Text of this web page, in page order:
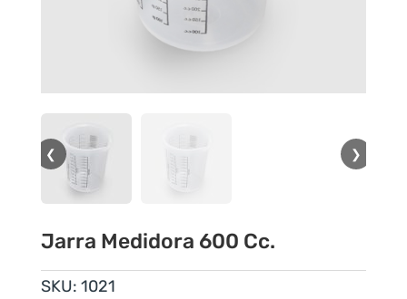
❮ ❯
Jarra Medidora 600 Cc.
SKU: 1021